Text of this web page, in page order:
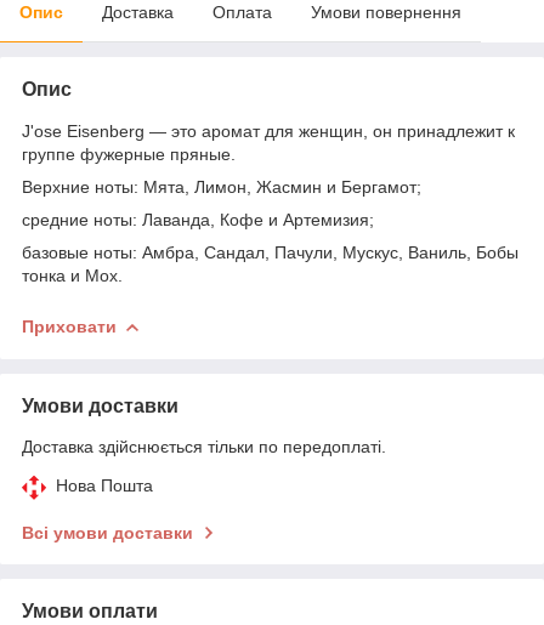
Опис Доставка Оплата Умови повернення
Опис
J'ose Eisenberg — это аромат для женщин, он принадлежит к
группе фужерные пряные.
Верхние ноты: Мята, Лимон, Жасмин и Бергамот;
средние ноты: Лаванда, Кофе и Артемизия;
базовые ноты: Амбра, Сандал, Пачули, Мускус, Ваниль, Бобы
тонка и Мох.
Приховати
Умови доставки
Доставка здійснюється тільки по передоплаті.
Нова Пошта
Всі умови доставки
Умови оплати